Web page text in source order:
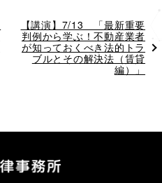
次
の
投
【講演】7/13 「最新重要
判例から学ぶ！不動産業者
が知っておくべき法的トラ
ブルとその解決法（賃貸
編）」